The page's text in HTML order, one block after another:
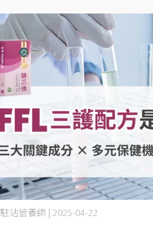
駐站營養師 | 2025-04-22